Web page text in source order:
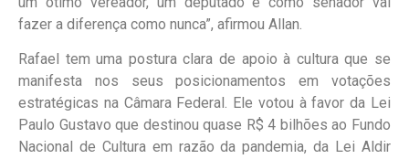
fazer a diferença como nunca”, afirmou Allan.
Rafael tem uma postura clara de apoio à cultura que se
manifesta nos seus posicionamentos em votações
estratégicas na Câmara Federal. Ele votou à favor da Lei
Paulo Gustavo que destinou quase R$ 4 bilhões ao Fundo
Nacional de Cultura em razão da pandemia, da Lei Aldir